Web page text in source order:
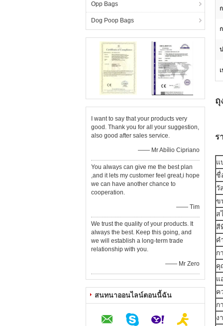
Opp Bags
Dog Poop Bags
I want to say that your products very
good. Thank you for all your suggestion,
also good after sales service.
—— Mr Abílio Cipriano
You always can give me the best plan
,and it lets my customer feel great,i hope
we can have another chance to
cooperation.
—— Tim
We trust the quality of your products. It
always the best. Keep this going, and
we will establish a long-term trade
relationship with you.
—— Mr Zero
สนทนาออนไลน์ตอนนี้ฉัน
ถุ
ร
แ
ชื่
วั
ข
ส
สี
ค
ก
คุ
แ
ค
ก
ง